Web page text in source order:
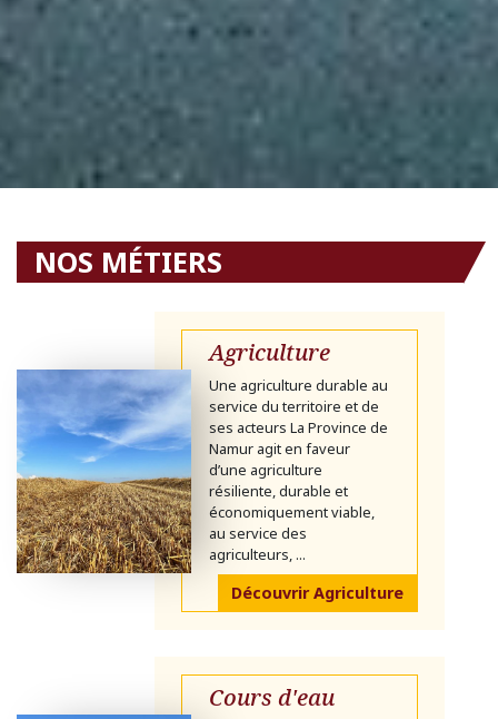
NOS MÉTIERS
Agriculture
Une agriculture durable au
service du territoire et de
ses acteurs La Province de
Namur agit en faveur
d’une agriculture
résiliente, durable et
économiquement viable,
au service des
agriculteurs, ...
Découvrir Agriculture
Cours d'eau